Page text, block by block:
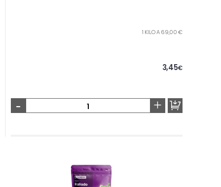
1 KILO A 69,00 €
3,45€
- +